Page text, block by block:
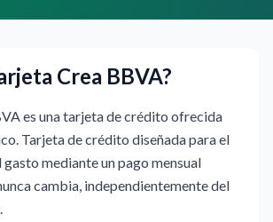
Crea BBVA?
es una tarjeta de crédito ofrecida
Tarjeta de crédito diseñada para el
mediante un pago mensual
cambia, independientemente del